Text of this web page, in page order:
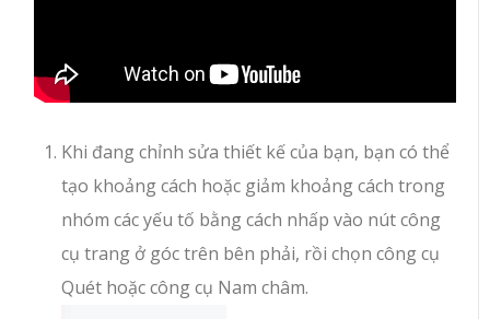
Khi đang chỉnh sửa thiết kế của bạn, bạn có thể
tạo khoảng cách hoặc giảm khoảng cách trong
nhóm các yếu tố bằng cách nhấp vào nút công
cụ trang ở góc trên bên phải, rồi chọn công cụ
Quét hoặc công cụ Nam châm.